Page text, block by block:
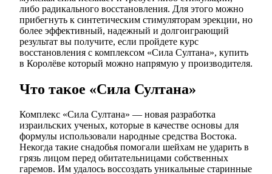
либо радикального восстановления. Для этого можно
прибегнуть к синтетическим стимуляторам эрекции, но
более эффективный, надежный и долгоиграющий
результат вы получите, если пройдете курс
восстановления с комплексом «Сила Султана», купить
в Королёве который можно напрямую у производителя.
Что такое «Сила Султана»
Комплекс «Сила Султана» — новая разработка
израильских ученых, которые в качестве основы для
формулы использовали народные средства Востока.
Некогда такие снадобья помогали шейхам не ударить в
грязь лицом перед обитательницами собственных
гаремов. Им удалось воссоздать уникальные старинные